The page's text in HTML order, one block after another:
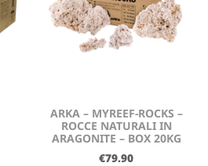
ARKA – MYREEF-ROCKS –
ROCCE NATURALI IN
ARAGONITE – BOX 20KG
€79.90